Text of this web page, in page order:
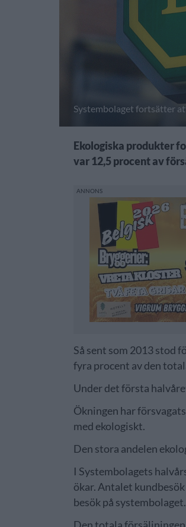
Systembolaget fortsätter
Ekologiska produkter
var 12,5 procent av
Så sent som 2013 stod
fyra procent av den
Under det första
Ökningen har
med ekologiskt.
Den stora andelen
I Systembolagets
ökar. Antalet
besök på